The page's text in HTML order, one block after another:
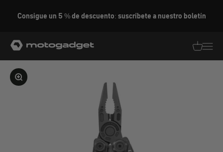
Consigue un 5 % de descuento: suscríbete a nuestro boletín
motogadget GmbH
Ampliar la imagen